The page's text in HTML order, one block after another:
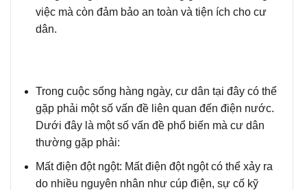
việc mà còn đảm bảo an toàn và tiện ích cho cư
dân.
Trong cuộc sống hàng ngày, cư dân tại đây có thể
gặp phải một số vấn đề liên quan đến điện nước.
Dưới đây là một số vấn đề phổ biến mà cư dân
thường gặp phải:
Mất điện đột ngột: Mất điện đột ngột có thể xảy ra
do nhiều nguyên nhân như cúp điện, sự cố kỹ